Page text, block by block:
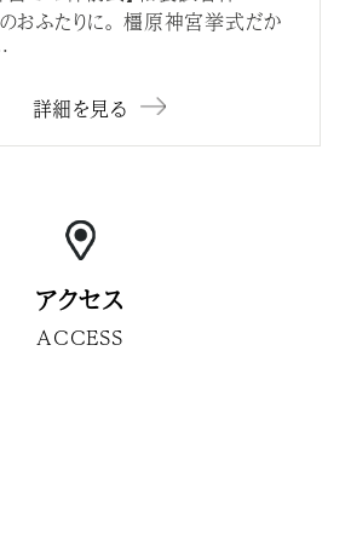
おふたりに。 橿原神宮挙式だか
詳細を見る
アクセス
ACCESS